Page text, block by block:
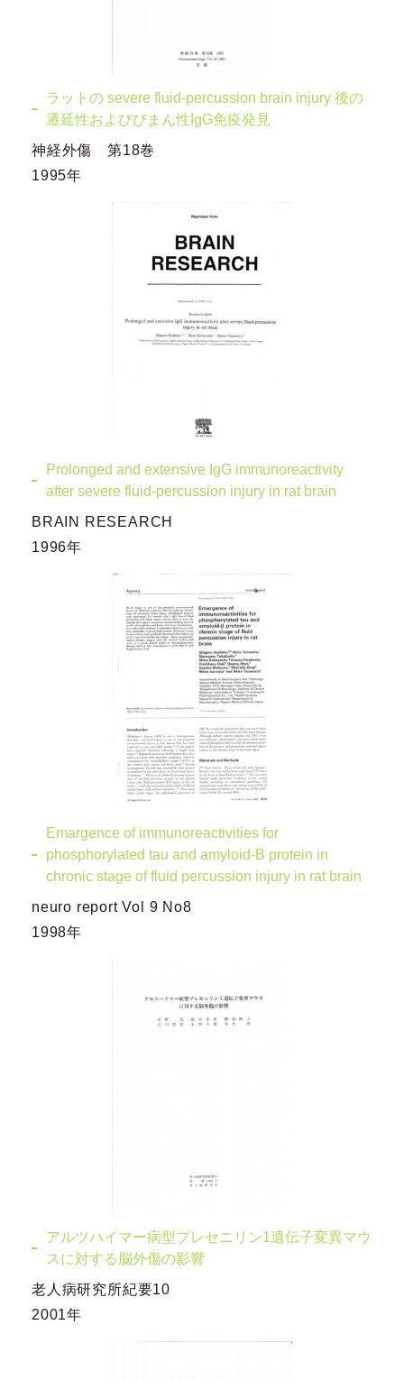
ラットの severe fluid-percussion brain injury 後の
遷延性およびびまん性IgG免疫発見
神経外傷 第18巻
1995年
Prolonged and extensive IgG immunoreactivity
after severe fluid-percussion injury in rat brain
BRAIN RESEARCH
1996年
Emargence of immunoreactivities for
phosphorylated tau and amyloid-B protein in
chronic stage of fluid percussion injury in rat brain
neuro report Vol 9 No8
1998年
アルツハイマー病型プレセニリン1遺伝子変異マウ
スに対する脳外傷の影響
老人病研究所紀要10
2001年